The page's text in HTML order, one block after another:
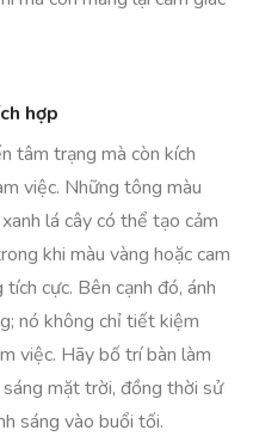
hợp
tâm trạng mà còn kích
việc. Những tông màu
lá cây có thể tạo cảm
khi màu vàng hoặc cam
cực. Bên cạnh đó, ánh
nó không chỉ tiết kiệm
việc. Hãy bố trí bàn làm
mặt trời, đồng thời sử
sáng vào buổi tối.